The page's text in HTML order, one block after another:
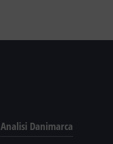
Analisi Danimarca